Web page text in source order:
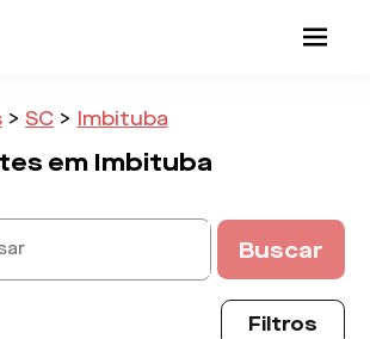
> SC > Imbituba
em Imbituba
Buscar
Filtros